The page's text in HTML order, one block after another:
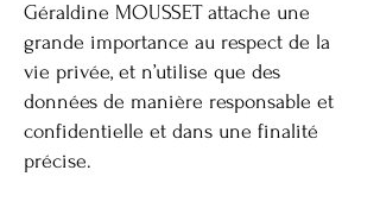
Géraldine MOUSSET attache une
grande importance au respect de la
vie privée, et n’utilise que des
données de manière responsable et
confidentielle et dans une finalité
précise.